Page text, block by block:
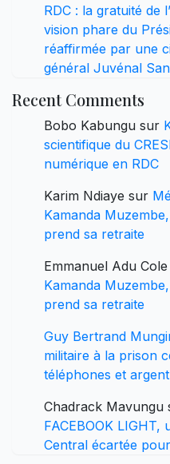
RDC : la gratuité de
vision phare du
réaffirmée par une
général Juvénal
Recent Comments
Bobo Kabungu sur
scientifique du
numérique en RDC
Karim Ndiaye sur
Kamanda
prend sa retraite
Emmanuel Adu Cole
Kamanda
prend sa retraite
Guy Bertrand
militaire à la prison
téléphones et
Chadrack Mavungu
FACEBOOK LIGHT,
Central écartée